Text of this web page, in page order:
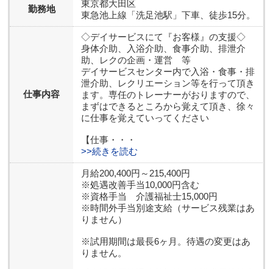
勤務地
東京都大田区
東急池上線「洗足池駅」下車、徒歩15分。
仕事内容
◇デイサービスにて『お客様』の支援◇
身体介助、入浴介助、食事介助、排泄介
助、レクの企画・運営 等
デイサービスセンター内で入浴・食事・排
泄介助、レクリエーション等を行って頂き
ます。専任のトレーナーがおりますので、
まずはできるところから覚えて頂き、徐々
に仕事を覚えていってください
【仕事・・・
>>続きを読む
月給200,400円～215,400円
※処遇改善手当10,000円含む
※資格手当 介護福祉士15,000円
※時間外手当別途支給（サービス残業はあ
りません）
※試用期間は最長6ヶ月。待遇の変更はあ
りません。